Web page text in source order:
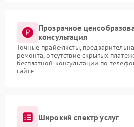
Прозрачное
консультация
Точные прайс-листы,
ремонта, отсутствие скрытых
бесплатной консультации по
сайте
Широкий спектр услуг